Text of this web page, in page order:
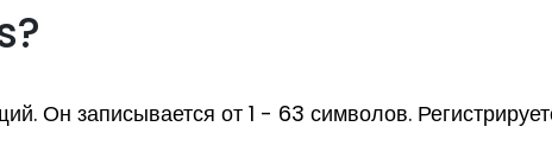
записывается от 1 - 63 символов.